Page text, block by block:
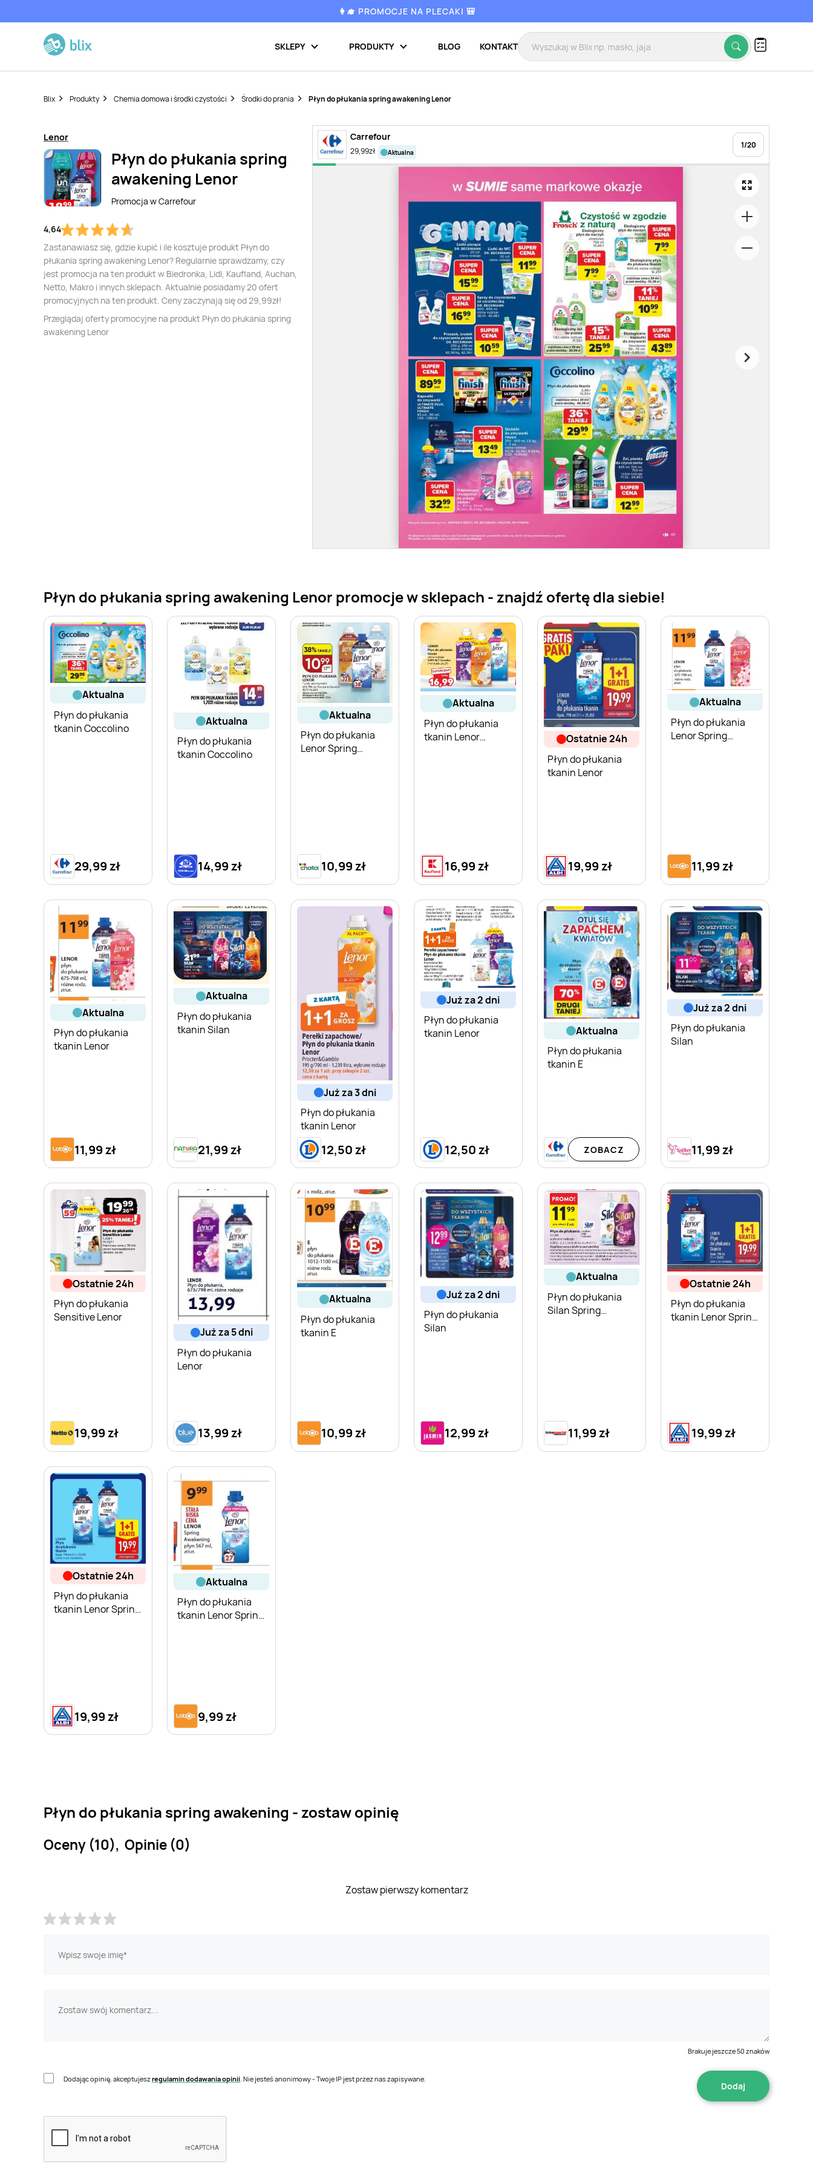
👩‍🎓 PROMOCJE NA PLECAKI 🎒
SKLEPY PRODUKTY BLOG KONTAKT
Blix Produkty Chemia domowa i środki czystości Środki do prania Płyn do płukania spring awakening Lenor
Lenor
Płyn do płukania spring
awakening Lenor
Promocja wCarrefour
4,64
Zastanawiasz się, gdzie kupić i ile kosztuje produkt Płyn do
płukania spring awakening Lenor? Regularnie sprawdzamy, czy
jest promocja na ten produkt w Biedronka, Lidl, Kaufland, Auchan,
Netto, Makro i innych sklepach. Aktualnie posiadamy 20 ofert
promocyjnych na ten produkt. Ceny zaczynają się od 29,99zł!
Przeglądaj oferty promocyjne na produkt Płyn do płukania spring
awakening Lenor
Carrefour
29,99zł aktualna
1/20
Płyn do płukania spring awakening Lenor promocje w sklepach - znajdź ofertę dla siebie!
aktualna
Płyn do płukania
tkanin Coccolino
29,99 zł
aktualna
Płyn do płukania
tkanin Coccolino
14,99 zł
aktualna
Płyn do płukania
Lenor Spring
10,99 zł
aktualna
Płyn do płukania
tkanin Lenor
16,99 zł
ostatnie 24h
Płyn do płukania
tkanin Lenor
19,99 zł
aktualna
Płyn do płukania
Lenor Spring
11,99 zł
aktualna
Płyn do płukania
tkanin Lenor
11,99 zł
aktualna
Płyn do płukania
tkanin Silan
21,99 zł
już za 3 dni
Płyn do płukania
tkanin Lenor
12,50 zł
już za 2 dni
Płyn do płukania
tkanin Lenor
12,50 zł
aktualna
Płyn do płukania
tkanin E
ZOBACZ
już za 2 dni
Płyn do płukania
Silan
11,99 zł
ostatnie 24h
Płyn do płukania
Sensitive Lenor
19,99 zł
już za 5 dni
Płyn do płukania
Lenor
13,99 zł
aktualna
Płyn do płukania
tkanin E
10,99 zł
już za 2 dni
Płyn do płukania
Silan
12,99 zł
aktualna
Płyn do płukania
Silan Spring
11,99 zł
ostatnie 24h
Płyn do płukania
tkanin Lenor Spring
19,99 zł
ostatnie 24h
Płyn do płukania
tkanin Lenor Spring
19,99 zł
aktualna
Płyn do płukania
tkanin Lenor Spring
9,99 zł
Płyn do płukania spring awakening - zostaw opinię
Oceny (10), Opinie (0)
Zostaw pierwszy komentarz
Brakuje jeszcze50 znaków
Dodając opinię, akceptujeszregulamin dodawania opinii. Nie jesteś anonimowy - Twoje IP jest przez nas zapisywane.